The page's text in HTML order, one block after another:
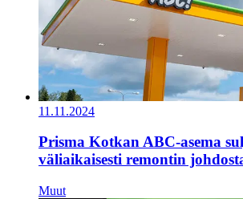
11.11.2024
Prisma Kotkan ABC-asema
väliaikaisesti remontin
Muut